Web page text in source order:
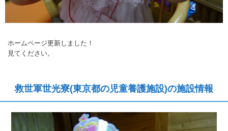
ホームページ更新しました！
見てください。
救世軍世光寮(東京都の児童養護施設)の施設情報